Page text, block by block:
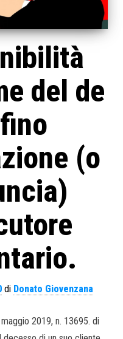
del de
(o
di Donato Giovenzana
2019, n. 13695. di